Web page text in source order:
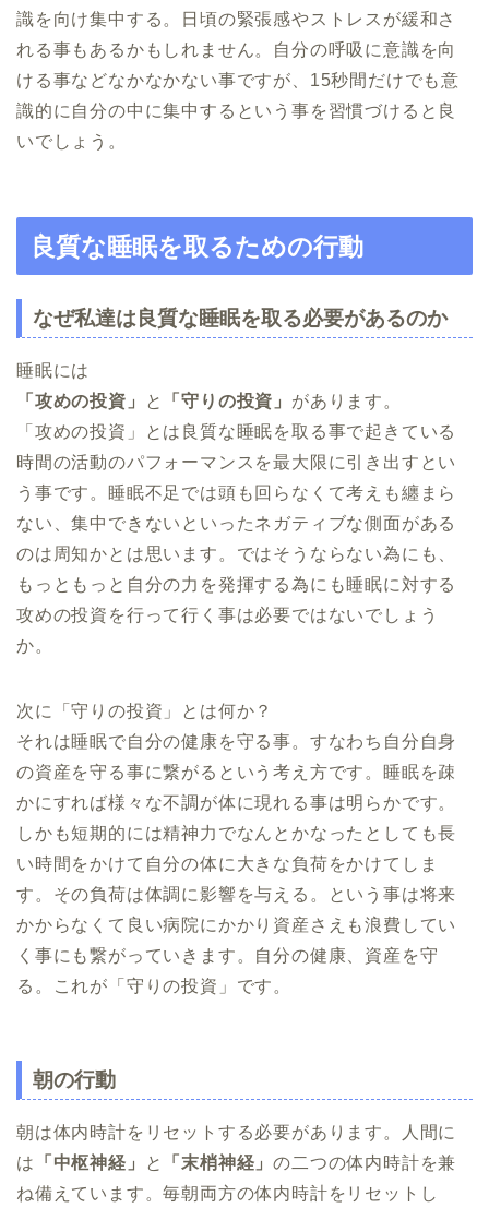
識を向け集中する。日頃の緊張感やストレスが緩和さ
れる事もあるかもしれません。自分の呼吸に意識を向
ける事などなかなかない事ですが、15秒間だけでも意
識的に自分の中に集中するという事を習慣づけると良
いでしょう。
良質な睡眠を取るための行動
なぜ私達は良質な睡眠を取る必要があるのか
睡眠には
「攻めの投資」
と 「守りの投資」 があります。
「攻めの投資」とは良質な睡眠を取る事で起きている
時間の活動のパフォーマンスを最大限に引き出すとい
う事です。睡眠不足では頭も回らなくて考えも纏まら
ない、集中できないといったネガティブな側面がある
のは周知かとは思います。ではそうならない為にも、
もっともっと自分の力を発揮する為にも睡眠に対する
攻めの投資を行って行く事は必要ではないでしょう
か。
次に「守りの投資」とは何か？
それは睡眠で自分の健康を守る事。すなわち自分自身
の資産を守る事に繋がるという考え方です。睡眠を疎
かにすれば様々な不調が体に現れる事は明らかです。
しかも短期的には精神力でなんとかなったとしても長
い時間をかけて自分の体に大きな負荷をかけてしま
す。その負荷は体調に影響を与える。という事は将来
かからなくて良い病院にかかり資産さえも浪費してい
く事にも繋がっていきます。自分の健康、資産を守
る。これが「守りの投資」です。
朝の行動
朝は体内時計をリセットする必要があります。人間に
は
「中枢神経」 と 「末梢神経」の二つの体内時計を兼
ね備えています。毎朝両方の体内時計をリセットし